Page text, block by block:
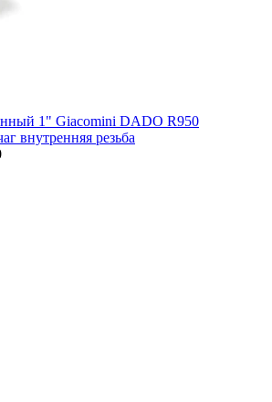
1" Giacomini DADO R950
внутренняя резьба